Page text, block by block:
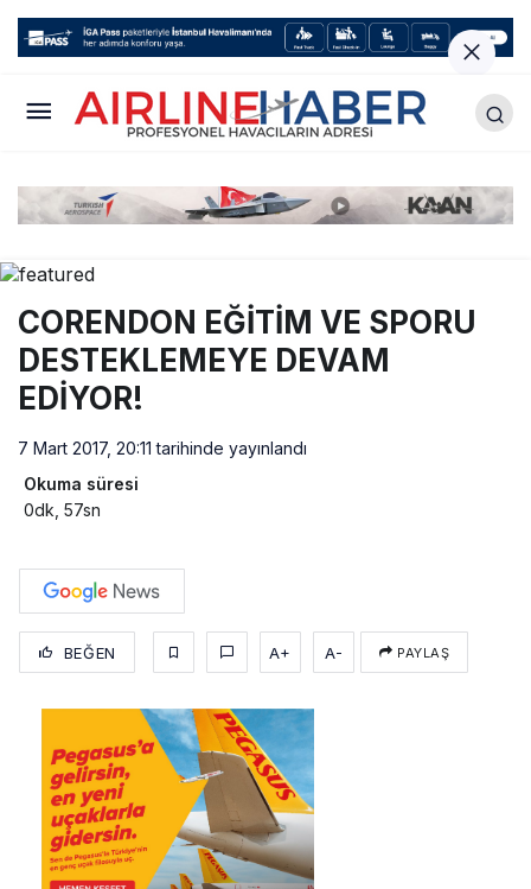
CORENDON EĞİTİM VE SPORU
DESTEKLEMEYE DEVAM
EDİYOR!
7 Mart 2017, 20:11 tarihinde yayınlandı
Okuma süresi
0dk, 57sn
BEĞEN A+ A- PAYLAŞ